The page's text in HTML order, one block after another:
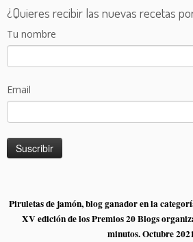
¿Quieres recibir las nuevas recetas
Tu nombre
Email
Piruletas de jamón, blog ganador en la
XV edición de los Premios 20 Blogs
minutos. Octubre